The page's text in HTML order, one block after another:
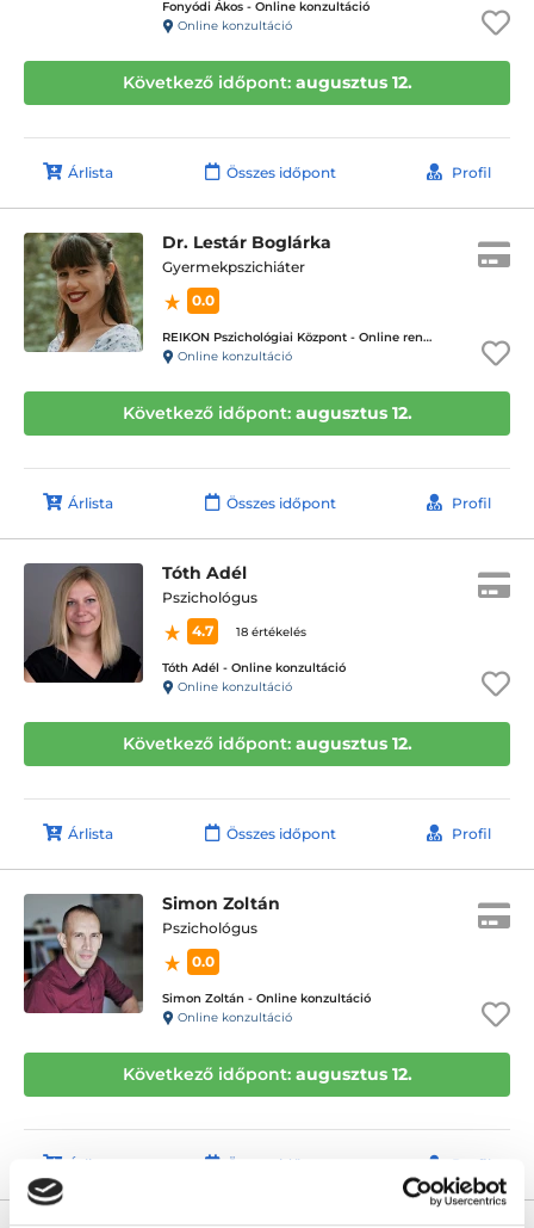
Fonyódi Ákos - Online konzultáció
Online konzultáció
Következő időpont: augusztus 12.
Árlista Összes időpont Profil
Dr. Lestár Boglárka
Gyermekpszichiáter
0.0
REIKON Pszichológiai Központ - Online rendelés
Online konzultáció
Következő időpont: augusztus 12.
Árlista Összes időpont Profil
Tóth Adél
Pszichológus
4.7
18 értékelés
Tóth Adél - Online konzultáció
Online konzultáció
Következő időpont: augusztus 12.
Árlista Összes időpont Profil
Simon Zoltán
Pszichológus
0.0
Simon Zoltán - Online konzultáció
Online konzultáció
Következő időpont: augusztus 12.
Árlista Összes időpont Profil